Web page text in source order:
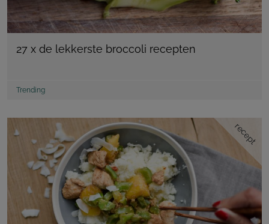
27 x de lekkerste broccoli recepten
Trending
recept